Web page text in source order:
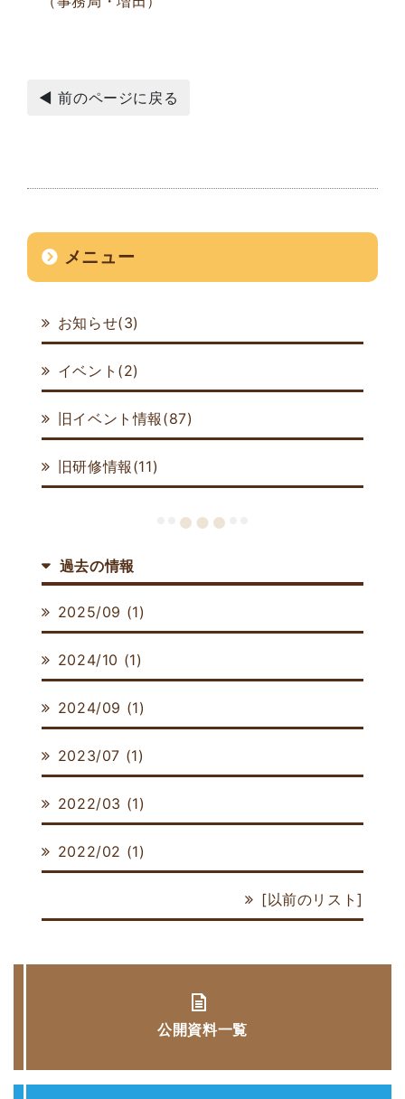
◀ 前のページに戻る
メニュー
お知らせ(3)
イベント(2)
旧イベント情報(87)
旧研修情報(11)
過去の情報
2025/09 (1)
2024/10 (1)
2024/09 (1)
2023/07 (1)
2022/03 (1)
2022/02 (1)
[以前のリスト]
公開資料一覧